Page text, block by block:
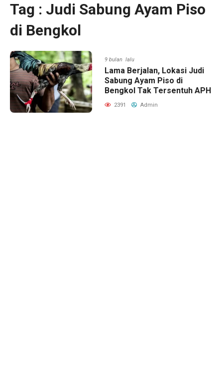
Tag : Judi Sabung Ayam Piso
di Bengkol
9 bulan lalu
Lama Berjalan, Lokasi Judi
Sabung Ayam Piso di
Bengkol Tak Tersentuh APH
2391 Admin